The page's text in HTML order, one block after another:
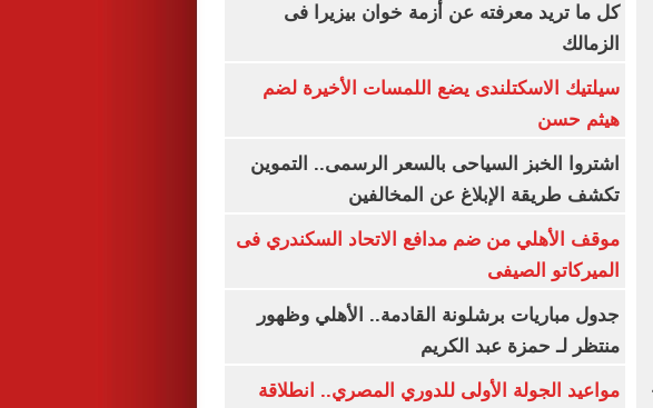
كل ما تريد معرفته عن أزمة خوان بيزيرا فى
الزمالك
سيلتيك الاسكتلندى يضع اللمسات الأخيرة لضم
هيثم حسن
اشتروا الخبز السياحى بالسعر الرسمى.. التموين
تكشف طريقة الإبلاغ عن المخالفين
موقف الأهلي من ضم مدافع الاتحاد السكندري فى
الميركاتو الصيفى
جدول مباريات برشلونة القادمة.. الأهلي وظهور
منتظر لـ حمزة عبد الكريم
مواعيد الجولة الأولى للدوري المصري.. انطلاقة